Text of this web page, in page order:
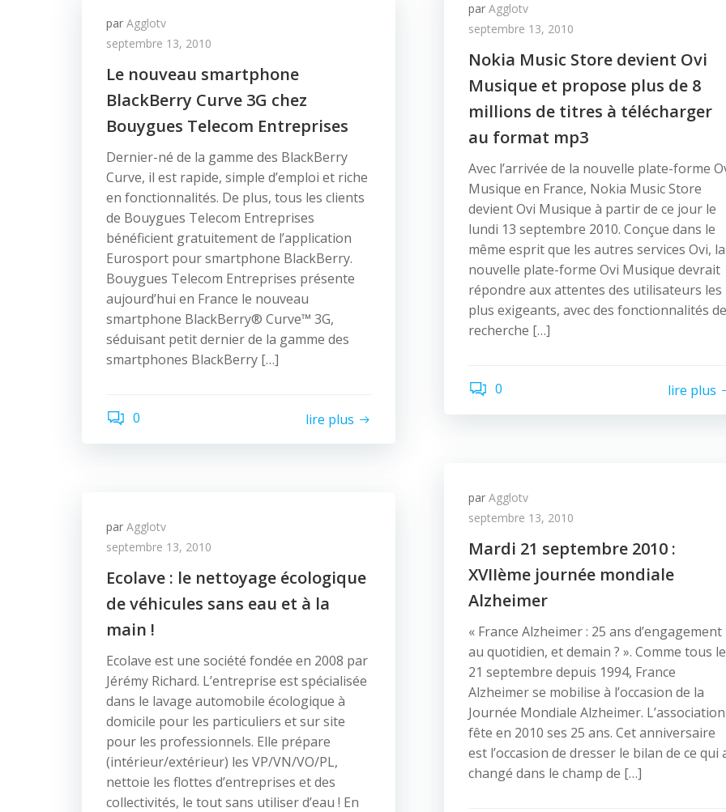
par Agglotv
septembre 13, 2010
Nokia Music Store devient Ovi
Musique et propose plus de 8
millions de titres à télécharger
au format mp3
Avec l’arrivée de la nouvelle plate-forme
Musique en France, Nokia Music Store
devient Ovi Musique à partir de ce jour le
lundi 13 septembre 2010. Conçue dans le
même esprit que les autres services Ovi, la
nouvelle plate-forme Ovi Musique devrait
répondre aux attentes des utilisateurs les
plus exigeants, avec des fonctionnalités de
recherche […]
0 lire plus
par Agglotv
septembre 13, 2010
Le nouveau smartphone
BlackBerry Curve 3G chez
Bouygues Telecom Entreprises
Dernier-né de la gamme des BlackBerry
Curve, il est rapide, simple d’emploi et riche
en fonctionnalités. De plus, tous les clients
de Bouygues Telecom Entreprises
bénéficient gratuitement de l’application
Eurosport pour smartphone BlackBerry.
Bouygues Telecom Entreprises présente
aujourd’hui en France le nouveau
smartphone BlackBerry® Curve™ 3G,
séduisant petit dernier de la gamme des
smartphones BlackBerry […]
0 lire plus
par Agglotv
septembre 13, 2010
Mardi 21 septembre 2010 :
XVIIème journée mondiale
Alzheimer
« France Alzheimer : 25 ans d’engagement
au quotidien, et demain ? ». Comme tous
21 septembre depuis 1994, France
Alzheimer se mobilise à l’occasion de la
Journée Mondiale Alzheimer. L’association
fête en 2010 ses 25 ans. Cet anniversaire
est l’occasion de dresser le bilan de ce qui
changé dans le champ de […]
par Agglotv
septembre 13, 2010
Ecolave : le nettoyage écologique
de véhicules sans eau et à la
main !
Ecolave est une société fondée en 2008 par
Jérémy Richard. L’entreprise est spécialisée
dans le lavage automobile écologique à
domicile pour les particuliers et sur site
pour les professionnels. Elle prépare
(intérieur/extérieur) les VP/VN/VO/PL,
nettoie les flottes d’entreprises et des
collectivités, le tout sans utiliser d’eau ! En